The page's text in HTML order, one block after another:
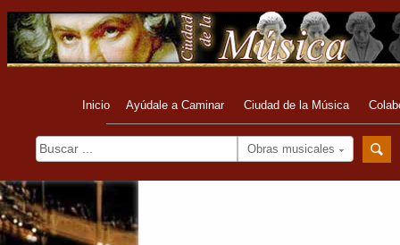
Inicio Ayúdale a Caminar Ciudad de la Música
Obras musicales